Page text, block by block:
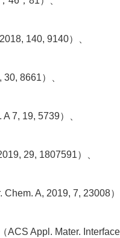
140, 9140）、
8661）、
7, 19, 5739）、
29, 1807591）、
A, 2019, 7, 23008）
Appl. Mater.